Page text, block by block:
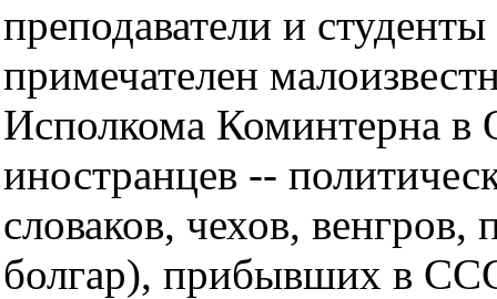
преподаватели и
примечателен
Исполкома Коминтерна
иностранцев --
словаков, чехов, венгров,
болгар), прибывших в